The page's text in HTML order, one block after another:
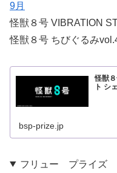
9月
怪獣８号 VIBRATION
怪獣８号 ちびぐるみ
怪獣
ト シ
bsp-prize.jp
フリュー プライズ